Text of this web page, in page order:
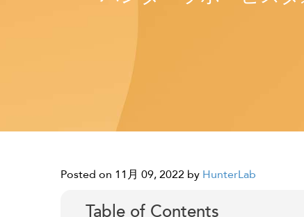
Posted on 11月 09, 2022 by HunterLab
Table of Contents